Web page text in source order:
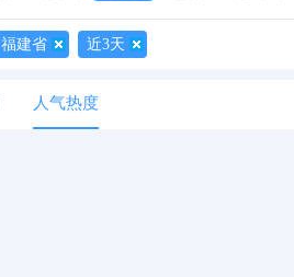
福建省 近3天
人气热度